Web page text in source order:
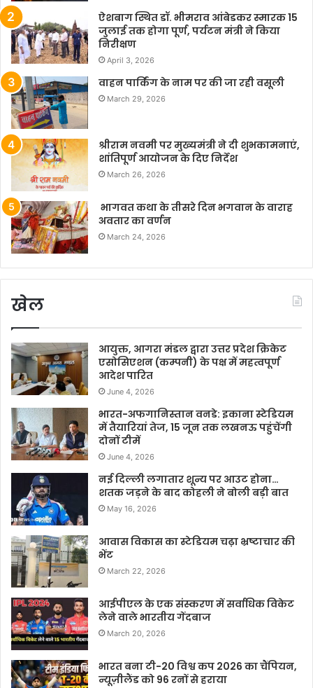
ऐशबाग स्थित डॉ. भीमराव आंबेडकर स्मारक 15
जुलाई तक होगा पूर्ण, पर्यटन मंत्री ने किया
निरीक्षण
April 3, 2026
वाहन पार्किंग के नाम पर की जा रही वसूली
March 29, 2026
श्रीराम नवमी पर मुख्यमंत्री ने दी शुभकामनाएं,
शांतिपूर्ण आयोजन के दिए निर्देश
March 26, 2026
भागवत कथा के तीसरे दिन भगवान के वाराह
अवतार का वर्णन
March 24, 2026
खेल
आयुक्त, आगरा मंडल द्वारा उत्तर प्रदेश क्रिकेट
एसोसिएशन (कम्पनी) के पक्ष में महत्वपूर्ण
आदेश पारित
June 4, 2026
भारत-अफगानिस्तान वनडे: इकाना स्टेडियम
में तैयारियां तेज, 15 जून तक लखनऊ पहुंचेंगी
दोनों टीमें
June 4, 2026
नई दिल्ली लगातार शून्य पर आउट होना…
शतक जड़ने के बाद कोहली ने बोली बड़ी बात
May 16, 2026
आवास विकास का स्टेडियम चढ़ा भ्रष्टाचार की
भेंट
March 22, 2026
आईपीएल के एक संस्करण में सर्वाधिक विकेट
लेने वाले भारतीय गेंदबाज
March 20, 2026
भारत बना टी-20 विश्व कप 2026 का चैंपियन,
न्यूज़ीलैंड को 96 रनों से हराया